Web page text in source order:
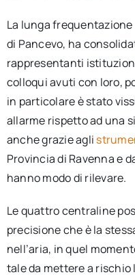
La lunga
di Pancevo, ha
rappresentanti
colloqui avuti con loro,
in particolare è stato
allarme rispetto ad una
anche grazie agli
Provincia di Ravenna e
hanno modo di rilevare.
Le quattro centraline
precisione che è la
nell’aria, in quel
tale da mettere a rischio